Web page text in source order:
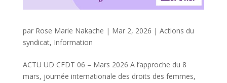
par Rose Marie Nakache | Mar 2, 2026 | Actions du
syndicat, Information
ACTU UD CFDT 06 – Mars 2026 A l’approche du 8
mars, journée internationale des droits des femmes,